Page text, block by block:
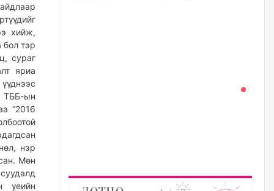
хийж,
бол тэр
сураг
яриа
ТББ-ын
“2016
нэр
Мөн
үеийн